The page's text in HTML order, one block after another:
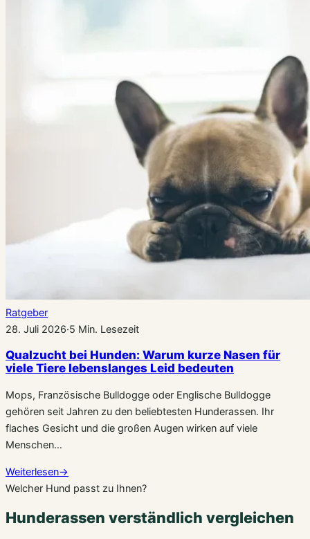
Ratgeber
28. Juli 2026·5 Min. Lesezeit
Qualzucht bei Hunden: Warum kurze Nasen für
viele Tiere lebenslanges Leid bedeuten
Mops, Französische Bulldogge oder Englische Bulldogge
gehören seit Jahren zu den beliebtesten Hunderassen. Ihr
flaches Gesicht und die großen Augen wirken auf viele
Menschen…
Weiterlesen→
Welcher Hund passt zu Ihnen?
Hunderassen verständlich vergleichen